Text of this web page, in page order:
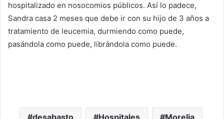
hospitalizado en nosocomios públicos. Así lo padece,
Sandra casa 2 meses que debe ir con su hijo de 3 años a
tratamiento de leucemia, durmiendo como puede,
pasándola como puede, librándola como puede.
desabasto Hospitales Morelia